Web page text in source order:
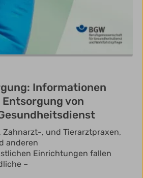
Informationen
von
Zahnarzt-, und Tierarztpraxen,
anderen
Einrichtungen fallen
–